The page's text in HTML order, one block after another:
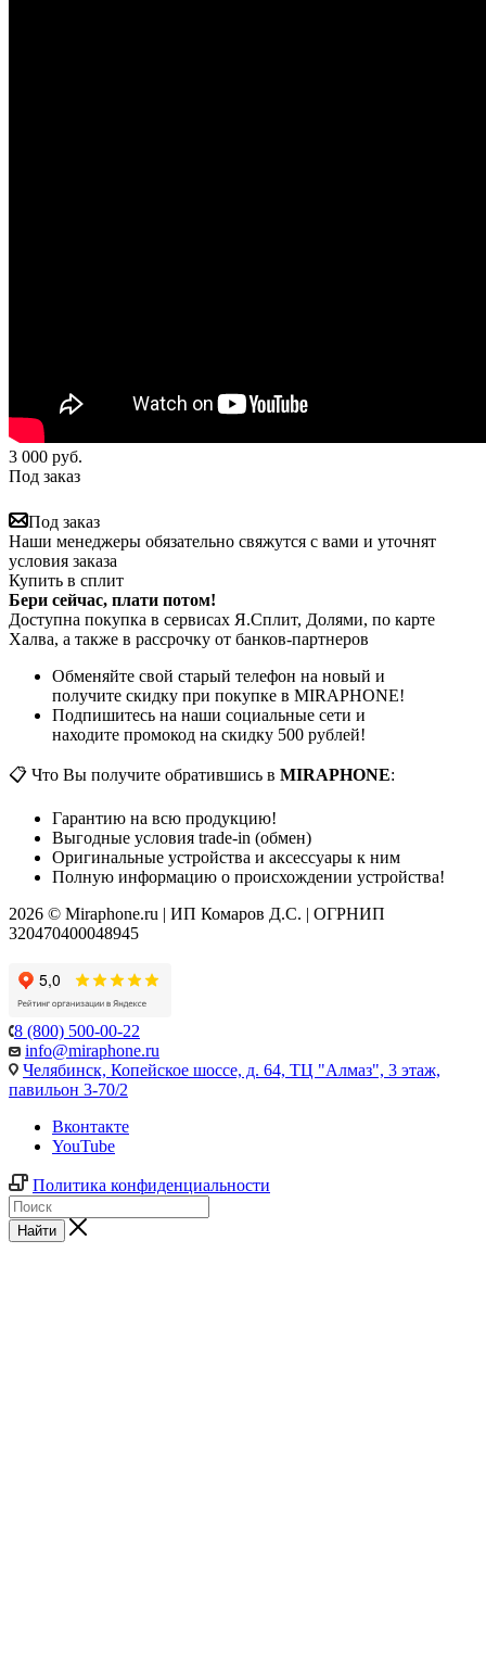
3 000 руб.
Под заказ
Под заказ
Наши менеджеры обязательно свяжутся с вами и уточнят
условия заказа
Купить в сплит
Бери сейчас, плати потом!
Доступна покупка в сервисах Я.Сплит, Долями, по карте
Халва, а также в рассрочку от банков-партнеров
Обменяйте свой старый телефон на новый и
получите скидку при покупке в MIRAPHONE!
Подпишитесь на наши социальные сети и
находите промокод на скидку 500 рублей!
📋 Что Вы получите обратившись в MIRAPHONE:
Гарантию на всю продукцию!
Выгодные условия trade-in (обмен)
Оригинальные устройства и аксессуары к ним
Полную информацию о происхождении устройства!
2026 © Miraphone.ru | ИП Комаров Д.С. | ОГРНИП
320470400048945
8 (800) 500-00-22
info@miraphone.ru
Челябинск, Копейское шоссе, д. 64, ТЦ "Алмаз", 3 этаж,
павильон 3-70/2
Вконтакте
YouTube
Политика конфиденциальности
Найти